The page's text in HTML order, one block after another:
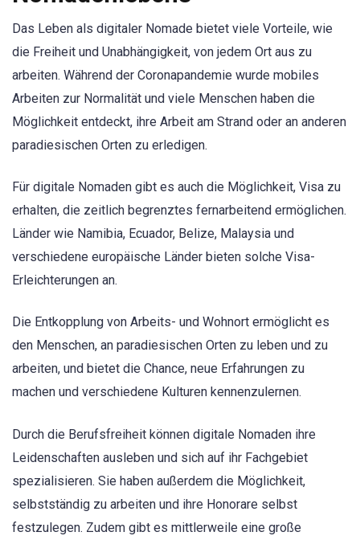
Das Leben als digitaler Nomade bietet viele Vorteile, wie
die Freiheit und Unabhängigkeit, von jedem Ort aus zu
arbeiten. Während der Coronapandemie wurde mobiles
Arbeiten zur Normalität und viele Menschen haben die
Möglichkeit entdeckt, ihre Arbeit am Strand oder an anderen
paradiesischen Orten zu erledigen.
Für digitale Nomaden gibt es auch die Möglichkeit, Visa zu
erhalten, die zeitlich begrenztes fernarbeitend ermöglichen.
Länder wie Namibia, Ecuador, Belize, Malaysia und
verschiedene europäische Länder bieten solche Visa-
Erleichterungen an.
Die Entkopplung von Arbeits- und Wohnort ermöglicht es
den Menschen, an paradiesischen Orten zu leben und zu
arbeiten, und bietet die Chance, neue Erfahrungen zu
machen und verschiedene Kulturen kennenzulernen.
Durch die Berufsfreiheit können digitale Nomaden ihre
Leidenschaften ausleben und sich auf ihr Fachgebiet
spezialisieren. Sie haben außerdem die Möglichkeit,
selbstständig zu arbeiten und ihre Honorare selbst
festzulegen. Zudem gibt es mittlerweile eine große